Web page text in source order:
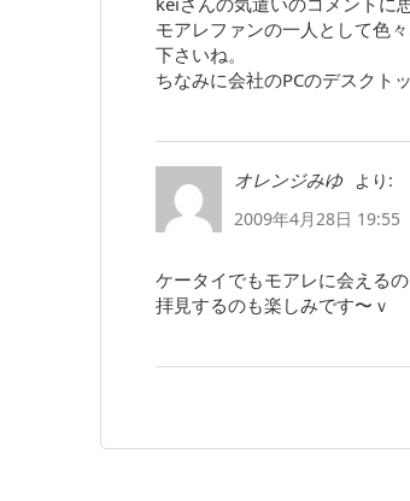
モアレファンの一人として色
下さいね。
ちなみに会社のPCのデスクト
オレンジみゆ
より:
2009年4月28日 19:55
ケータイでもモアレに会える
拝見するのも楽しみです〜ｖ